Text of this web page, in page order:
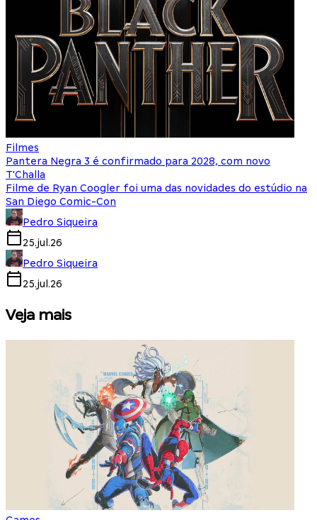
Filmes
Pantera Negra 3 é confirmado para 2028, com novo
T'Challa
Filme de Ryan Coogler foi uma das novidades do estúdio na
San Diego Comic-Con
Pedro Siqueira
25.jul.26
Pedro Siqueira
25.jul.26
Veja mais